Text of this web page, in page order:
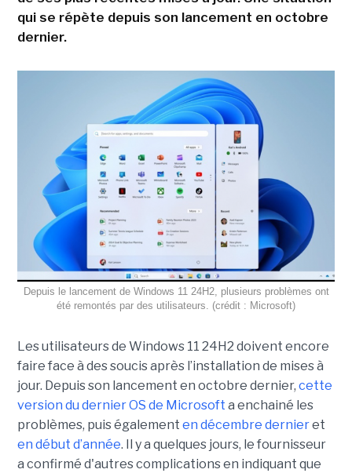
qui se répète depuis son lancement en octobre
dernier.
Depuis le lancement de Windows 11 24H2, plusieurs problèmes ont
été remontés par des utilisateurs. (crédit : Microsoft)
Les utilisateurs de Windows 11 24H2 doivent encore
faire face à des soucis après l’installation de mises à
jour. Depuis son lancement en octobre dernier, cette
version du dernier OS de Microsoft a enchainé les
problèmes, puis également en décembre dernieret
en début d’année. Il y a quelques jours, le fournisseur
a confirmé d'autres complications en indiquant que